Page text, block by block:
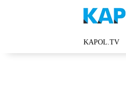
KAPOL.TV